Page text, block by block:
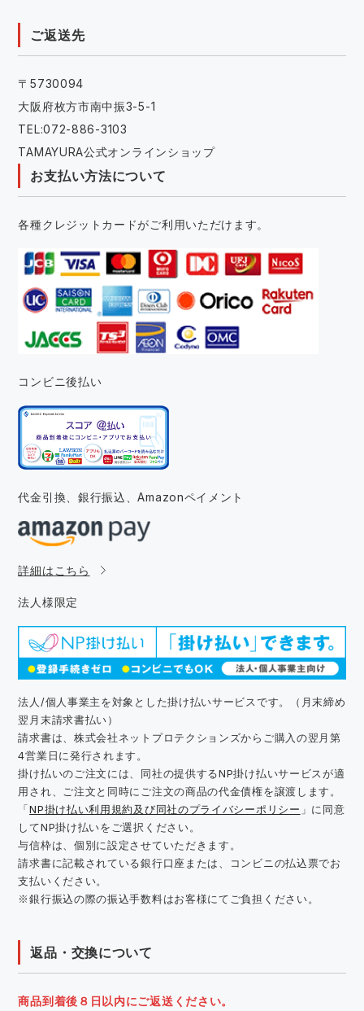
ご返送先
〒5730094
大阪府枚方市南中振3-5-1
TEL:072-886-3103
TAMAYURA公式オンラインショップ
お支払い方法について
各種クレジットカードがご利用いただけます。
コンビニ後払い
代金引換、銀行振込、Amazonペイメント
詳細はこちら
法人様限定
法人/個人事業主を対象とした掛け払いサービスです。（月末締め
翌月末請求書払い）
請求書は、株式会社ネットプロテクションズからご購入の翌月第
4営業日に発行されます。
掛け払いのご注文には、同社の提供するNP掛け払いサービスが適
用され、ご注文と同時にご注文の商品の代金債権を譲渡します。
「NP掛け払い利用規約及び同社のプライバシーポリシー 」に同意
してNP掛け払いをご選択ください。
与信枠は、個別に設定させていただきます。
請求書に記載されている銀行口座または、コンビニの払込票でお
支払いください。
※銀行振込の際の振込手数料はお客様にてご負担ください。
返品・交換について
商品到着後８日以内にご返送ください。